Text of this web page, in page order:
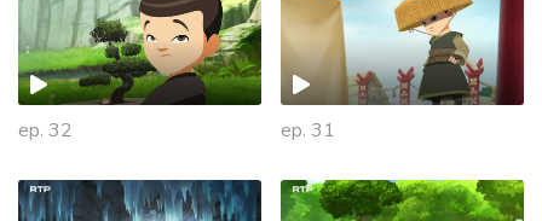
ep. 32 ep. 31
931418